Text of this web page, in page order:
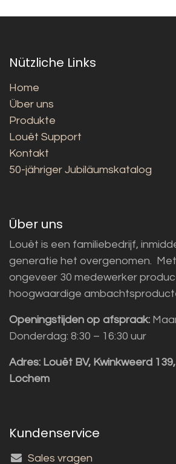
Nützliche Links
Home
Über uns
Produkte
Louët Support
Kontakt
50-jähriger Jubiläumskatalog
Über uns
Louët is een familiebedrijf,
generatie het overgenomen.
ongeveer 30 medewerker
hoogwaardige
Openingstijden op afspraak:
Donderdag: 8:30 – 16:30 uur
Adres: Louët BV, Kwinkweerd
Lochem
Kundenservice
Sales vragen